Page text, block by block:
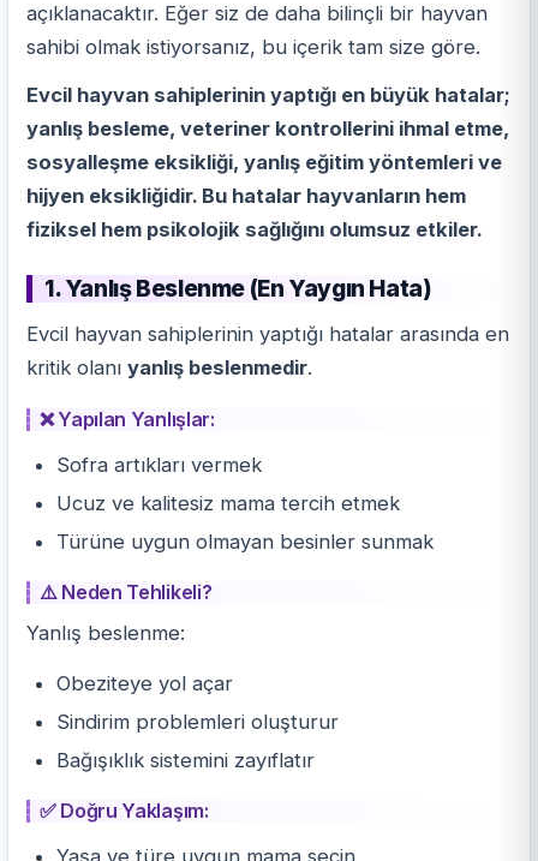
açıklanacaktır. Eğer siz de daha bilinçli bir hayvan
sahibi olmak istiyorsanız, bu içerik tam size göre.
Evcil hayvan sahiplerinin yaptığı en büyük hatalar;
yanlış besleme, veteriner kontrollerini ihmal etme,
sosyalleşme eksikliği, yanlış eğitim yöntemleri ve
hijyen eksikliğidir. Bu hatalar hayvanların hem
fiziksel hem psikolojik sağlığını olumsuz etkiler.
1. Yanlış Beslenme (En Yaygın Hata)
Evcil hayvan sahiplerinin yaptığı hatalar arasında en
kritik olanı yanlış beslenmedir.
❌ Yapılan Yanlışlar:
Sofra artıkları vermek
Ucuz ve kalitesiz mama tercih etmek
Türüne uygun olmayan besinler sunmak
⚠️ Neden Tehlikeli?
Yanlış beslenme:
Obeziteye yol açar
Sindirim problemleri oluşturur
Bağışıklık sistemini zayıflatır
✅ Doğru Yaklaşım: